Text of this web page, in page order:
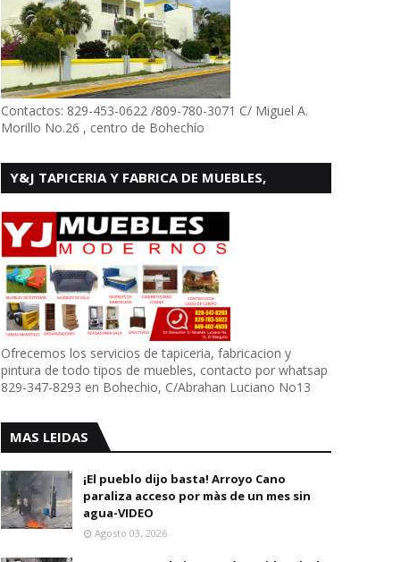
Contactos: 829-453-0622 /809-780-3071 C/ Miguel A.
Morillo No.26 , centro de Bohechío
Y&J TAPICERIA Y FABRICA DE MUEBLES,
Ofrecemos los servicios de tapiceria, fabricacion y
pintura de todo tipos de muebles, contacto por whatsap
829-347-8293 en Bohechio, C/Abrahan Luciano No13
MAS LEIDAS
¡El pueblo dijo basta! Arroyo Cano
paraliza acceso por màs de un mes sin
agua-VIDEO
Agosto 03, 2026